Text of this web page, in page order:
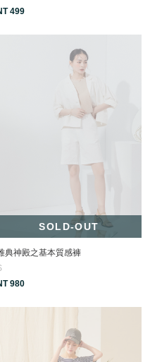
499
SOLD-OUT
典神殿之基本質感褲
980